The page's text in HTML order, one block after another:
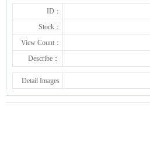
ID：
Stock：
View Count：
Describe：
Detail Images